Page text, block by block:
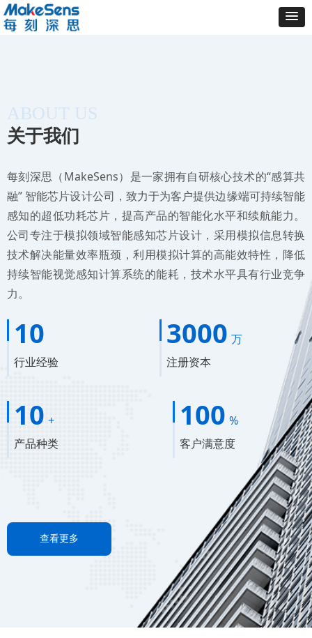
关于我们
ABOUT US
每刻深思（MakeSens）是一家拥有自研核心技术的“感算共
融” 智能芯片设计公司，致力于为客户提供边缘端可持续智能
感知的超低功耗芯片，提高产品的智能化水平和续航能力。
公司专注于模拟领域智能感知芯片设计，采用模拟信息转换
技术解决能量效率瓶颈，利用模拟计算的高能效特性，降低
持续智能视觉感知计算系统的能耗，技术水平具有行业竞争
力。
查看更多
10
行业经验
3000 万
注册资本
10 +
产品种类
100 %
客户满意度